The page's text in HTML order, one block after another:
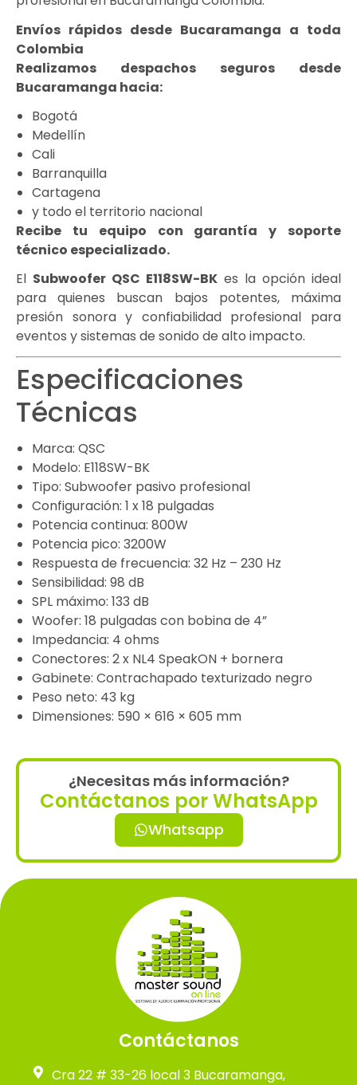
Envíos rápidos desde Bucaramanga a toda
Colombia
Realizamos despachos seguros desde
Bucaramanga hacia:
Bogotá
Medellín
Cali
Barranquilla
Cartagena
y todo el territorio nacional
Recibe tu equipo con garantía y soporte
técnico especializado.
El Subwoofer QSC E118SW-BK es la opción ideal
para quienes buscan bajos potentes, máxima
presión sonora y confiabilidad profesional para
eventos y sistemas de sonido de alto impacto.
Especificaciones
Técnicas
Marca: QSC
Modelo: E118SW-BK
Tipo: Subwoofer pasivo profesional
Configuración: 1 x 18 pulgadas
Potencia continua: 800W
Potencia pico: 3200W
Respuesta de frecuencia: 32 Hz – 230 Hz
Sensibilidad: 98 dB
SPL máximo: 133 dB
Woofer: 18 pulgadas con bobina de 4”
Impedancia: 4 ohms
Conectores: 2 x NL4 SpeakON + bornera
Gabinete: Contrachapado texturizado negro
Peso neto: 43 kg
Dimensiones: 590 × 616 × 605 mm
¿Necesitas más información?
Contáctanos por WhatsApp
Whatsapp
Contáctanos
Cra 22 # 33-26 local 3 Bucaramanga,